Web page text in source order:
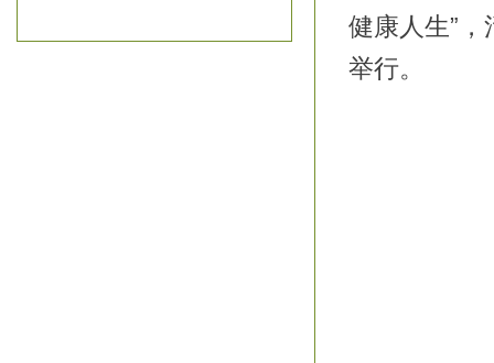
健康人生”
举行。